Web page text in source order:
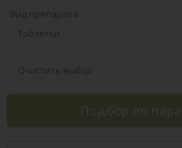
Вид препарата
Таблетки
Очистить выбор
Подбор по